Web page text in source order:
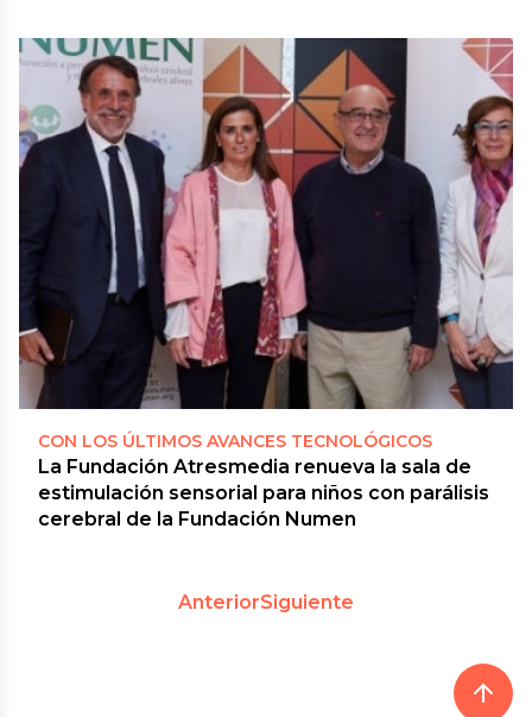
CON LOS ÚLTIMOS AVANCES TECNOLÓGICOS
La Fundación Atresmedia renueva la sala de
estimulación sensorial para niños con parálisis
cerebral de la Fundación Numen
AnteriorSiguiente